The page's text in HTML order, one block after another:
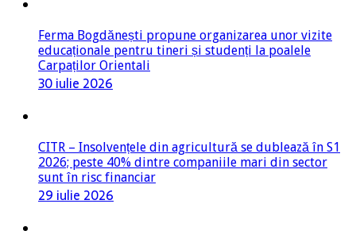
Ferma Bogdănești propune organizarea unor vizite
educaționale pentru tineri și studenți la poalele
Carpaților Orientali
30 iulie 2026
CITR – Insolvențele din agricultură se dublează în S1
2026; peste 40% dintre companiile mari din sector
sunt în risc financiar
29 iulie 2026